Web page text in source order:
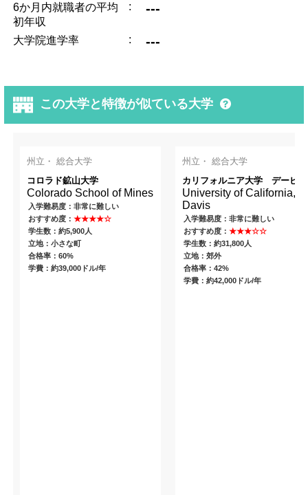
6か月内就職者の平均
初年収
: ---
大学院進学率 : ---
この大学と特徴が似ている大学
州立・ 総合大学
コロラド鉱山大学
Colorado School of Mines
入学難易度：非常に難しい
おすすめ度：★★★★☆
学生数：約5,900人
立地：小さな町
合格率：60%
学費：約39,000ドル/年
州立・ 総合大学
カリフォルニア大学 デービス
University of California,
Davis
入学難易度：非常に難しい
おすすめ度： ★★★☆☆
学生数：約31,800人
立地：郊外
合格率：42%
学費：約42,000ドル/年